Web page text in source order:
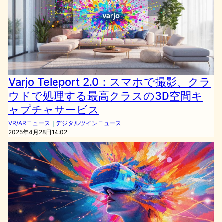
Varjo Teleport 2.0：スマホで撮影、クラ
ウドで処理する最高クラスの3D空間キ
ャプチャサービス
VR/ARニュース ｜ デジタルツインニュース
2025年4月28日14:02